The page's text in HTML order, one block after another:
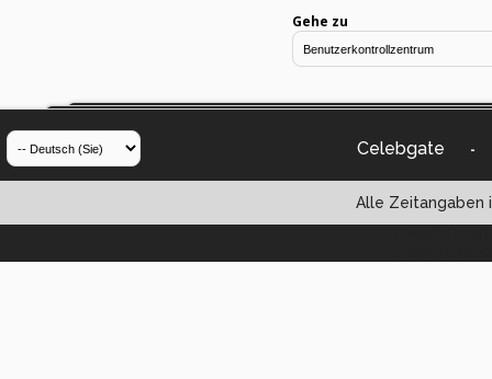
Gehe zu
Celebgate -
Alle Zeitangaben